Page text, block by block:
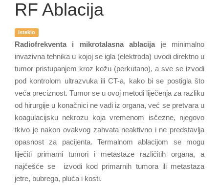
RF Ablacija
Isteklo
Radiofrekventa i mikrotalasna ablacija je minimalno
invazivna tehnika u kojoj se igla (elektroda) uvodi direktno u
tumor pristupanjem kroz kožu (perkutano), a sve se izvodi
pod kontrolom ultrazvuka ili CT-a, kako bi se postigla što
veća preciznost. Tumor se u ovoj metodi liječenja za razliku
od hirurgije u konačnici ne vadi iz organa, već se pretvara u
koagulacijsku nekrozu koja vremenom isčezne, njegovo
tkivo je nakon ovakvog zahvata neaktivno i ne predstavlja
opasnost za pacijenta. Termalnom ablacijom se mogu
liječiti primarni tumori i metastaze različitih organa, a
najčešće se izvodi kod primarnih tumora ili metastaza
jetre, bubrega, pluća i kosti.